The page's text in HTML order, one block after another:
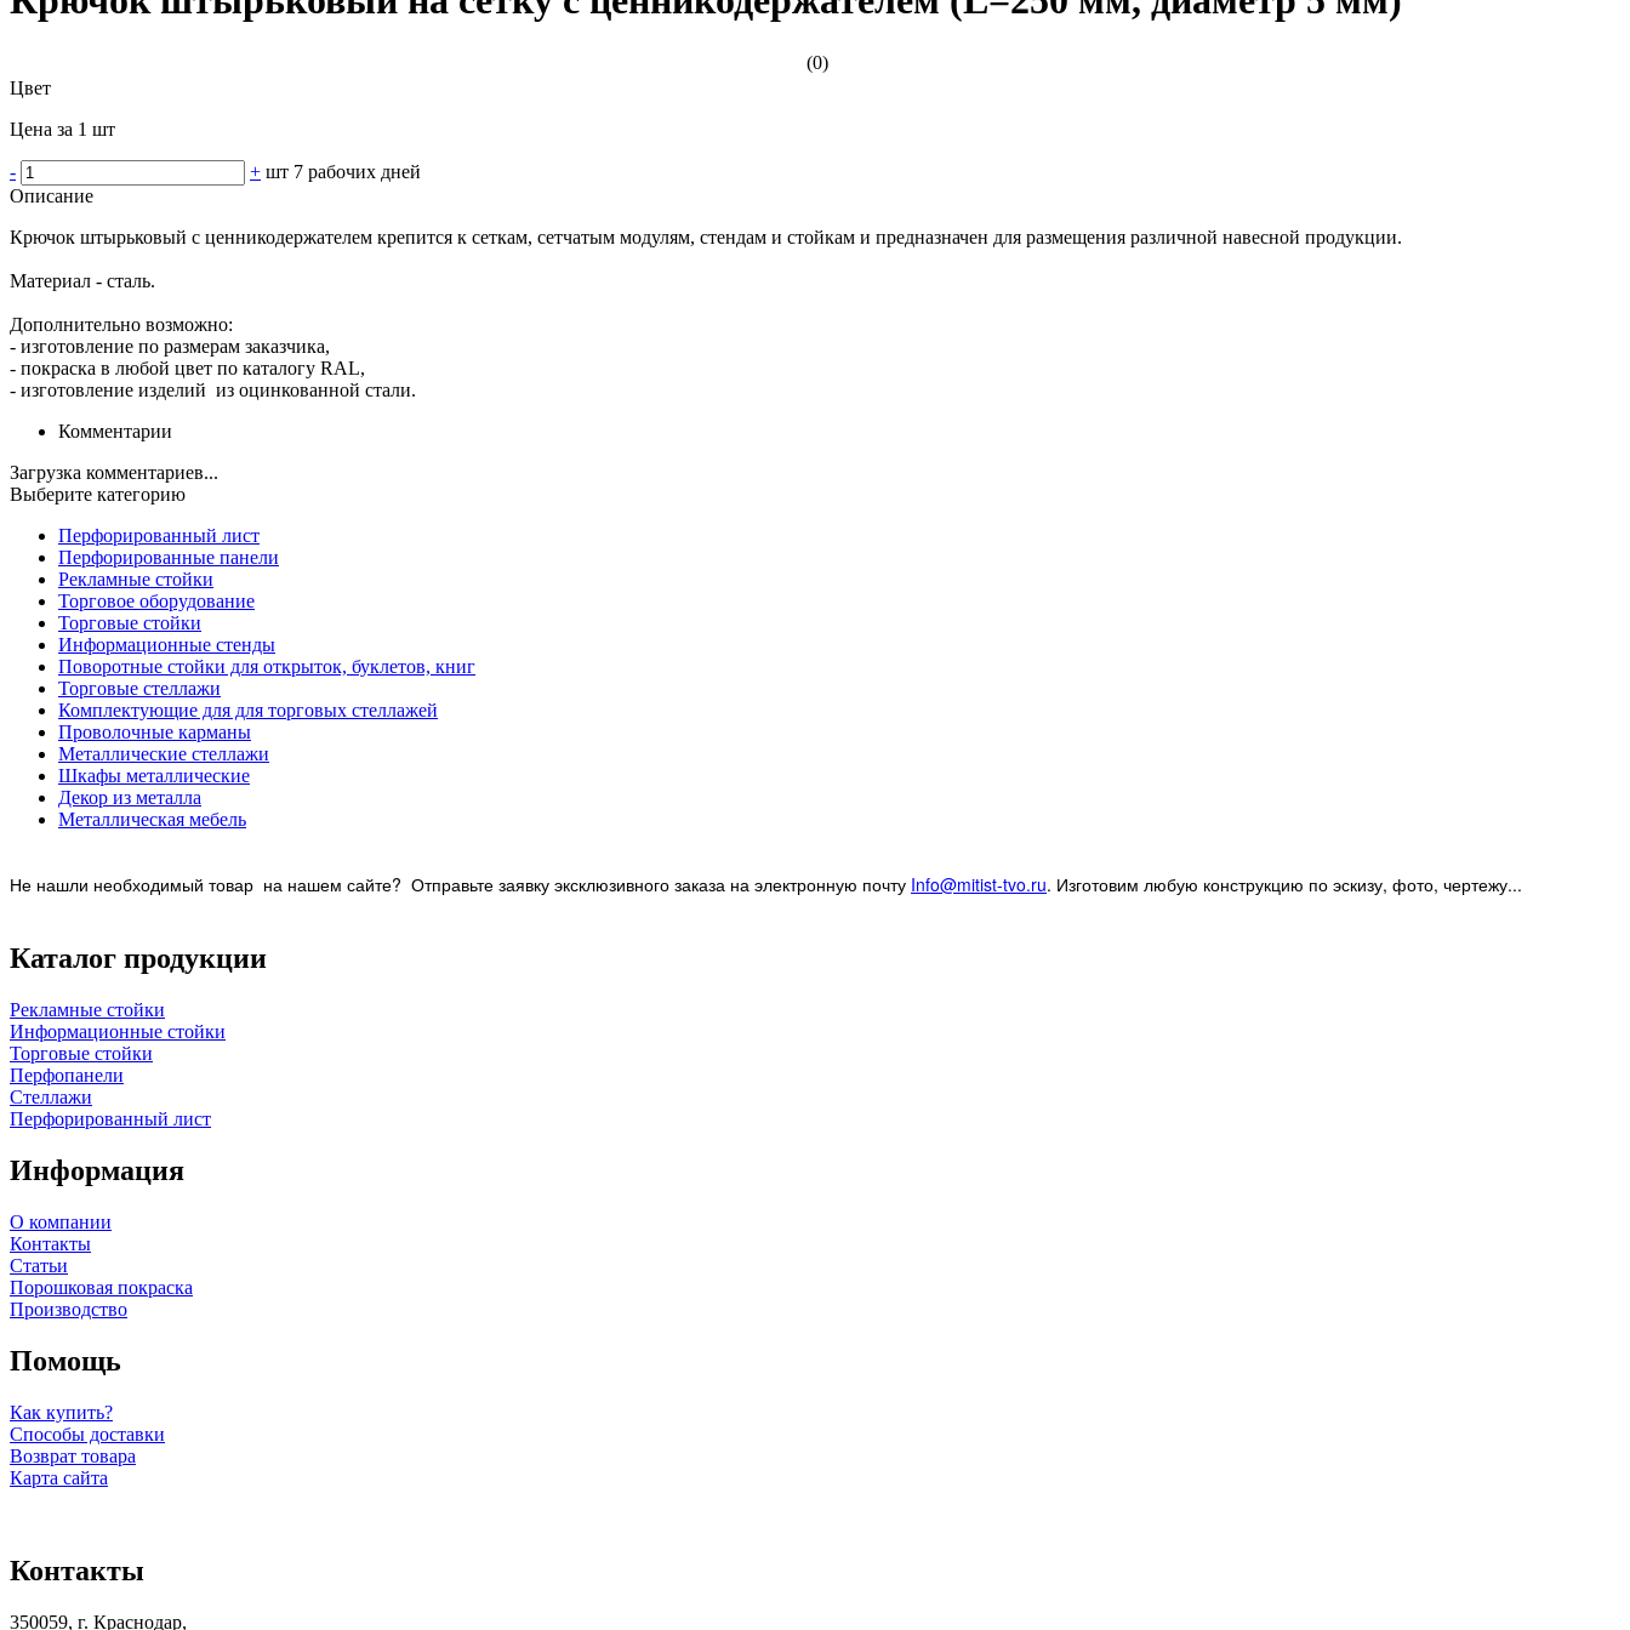
(0)
Цвет
Цена за 1 шт
- + шт 7 рабочих дней
Описание
Крючок штырьковый с ценникодержателем крепится к сеткам, сетчатым модулям, стендам и стойкам и предназначен для размещения различной навесной продукции.
Материал - сталь.
Дополнительно возможно:
- изготовление по размерам заказчика,
- покраска в любой цвет по каталогу RAL,
- изготовление изделий из оцинкованной стали.
Комментарии
Загрузка комментариев...
Выберите категорию
Перфорированный лист
Перфорированные панели
Рекламные стойки
Торговое оборудование
Торговые стойки
Информационные стенды
Поворотные стойки для открыток, буклетов, книг
Торговые стеллажи
Комплектующие для для торговых стеллажей
Проволочные карманы
Металлические стеллажи
Шкафы металлические
Декор из металла
Металлическая мебель
Не нашли необходимый товар на нашем сайте? Отправьте заявку эксклюзивного заказа на электронную почту Info@mitist-tvo.ru. Изготовим любую конструкцию по эскизу, фото, чертежу...
Каталог продукции
Рекламные стойки
Информационные стойки
Торговые стойки
Перфопанели
Стеллажи
Перфорированный лист
Информация
О компании
Контакты
Статьи
Порошковая покраска
Производство
Помощь
Как купить?
Способы доставки
Возврат товара
Карта сайта
Контакты
350059, г. Краснодар,